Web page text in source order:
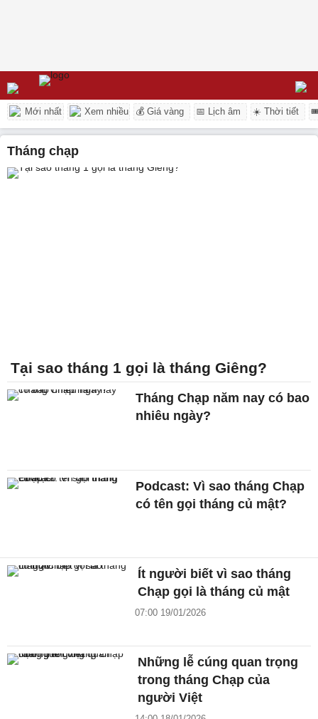
Mới nhất Xem nhiều 💰 Giá vàng 📅 Lịch âm ☀️ Thời tiết
tháng chạp
Tại sao tháng 1 gọi là tháng Giêng?
Tháng Chạp năm nay có bao
nhiêu ngày?
Podcast: Vì sao tháng Chạp
có tên gọi tháng củ mật?
Ít người biết vì sao tháng
Chạp gọi là tháng củ mật
07:00 19/01/2026
Những lễ cúng quan trọng
trong tháng Chạp của
người Việt